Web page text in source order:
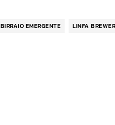
BIRRAIO EMERGENTE LINFA